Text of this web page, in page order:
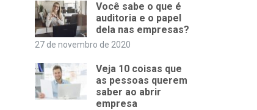
Você sabe o que é
auditoria e o papel
dela nas empresas?
27 de novembro de 2020
Veja 10 coisas que
as pessoas querem
saber ao abrir
empresa